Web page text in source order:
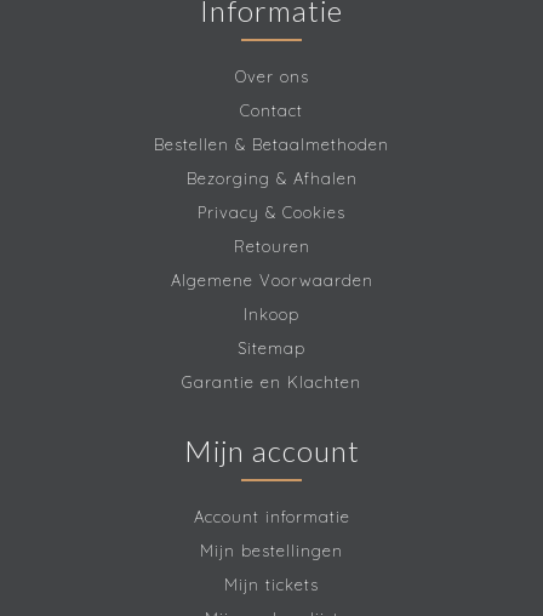
Informatie
Over ons
Contact
Bestellen & Betaalmethoden
Bezorging & Afhalen
Privacy & Cookies
Retouren
Algemene Voorwaarden
Inkoop
Sitemap
Garantie en Klachten
Mijn account
Account informatie
Mijn bestellingen
Mijn tickets